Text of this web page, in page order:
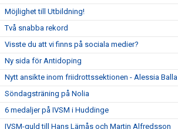
Möjlighet till Utbildning!
Två snabba rekord
Visste du att vi finns på sociala medier?
Ny sida för Antidoping
Nytt ansikte inom friidrottssektionen - Alessia Balla
Söndagsträning på Nolia
6 medaljer på IVSM i Huddinge
IVSM-guld till Hans Lämås och Martin Alfredsson